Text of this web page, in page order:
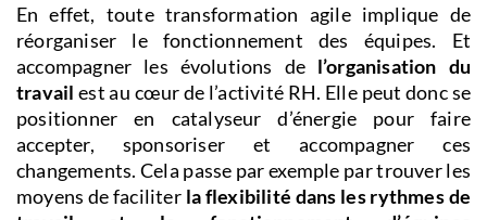
En effet, toute transformation agile implique de
réorganiser le fonctionnement des équipes. Et
accompagner les évolutions de l’organisation du
travail est au cœur de l’activité RH. Elle peut donc se
positionner en catalyseur d’énergie pour faire
accepter, sponsoriser et accompagner ces
changements. Cela passe par exemple par trouver les
moyens de faciliter la flexibilité dans les rythmes de